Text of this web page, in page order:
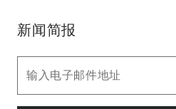
新闻简报